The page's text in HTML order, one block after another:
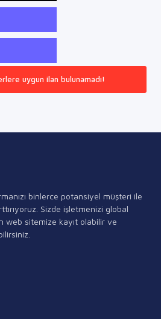
uygun ilan bulunamadı!
binlerce potansiyel müşteri ile
Sizde işletmenizi global
web sitemize kayıt olabilir ve